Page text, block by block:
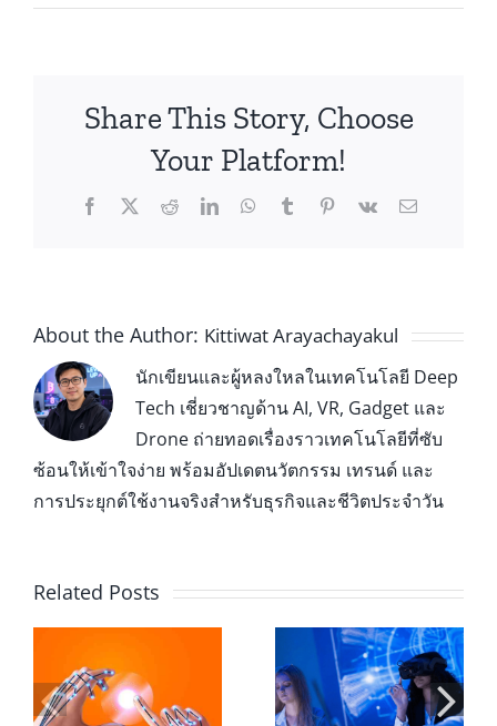
Share This Story, Choose
Your Platform!
About the Author: Kittiwat Arayachayakul
นักเขียนและผู้หลงใหลในเทคโนโลยี Deep
Tech เชี่ยวชาญด้าน AI, VR, Gadget และ
Drone ถ่ายทอดเรื่องราวเทคโนโลยีที่ซับ
ซ้อนให้เข้าใจง่าย พร้อมอัปเดตนวัตกรรม เทรนด์ และ
การประยุกต์ใช้งานจริงสำหรับธุรกิจและชีวิตประจำวัน
Related Posts
มหาวิทยาลัย:
Leap Motion
Controller 2 กับ
การออกแบบ